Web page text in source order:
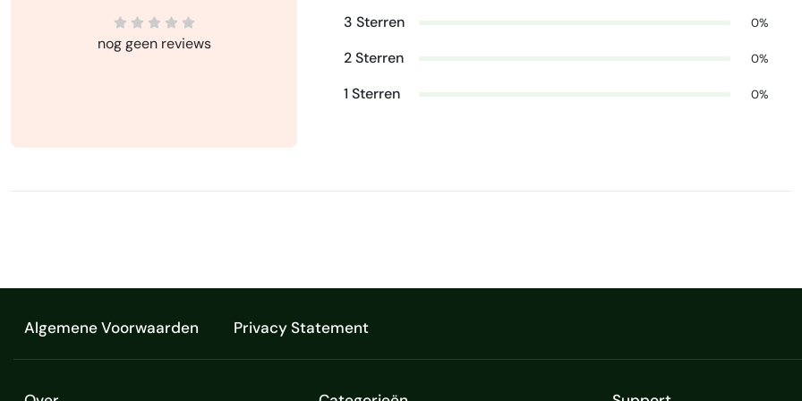
nog geen reviews
3 Sterren 0%
2 Sterren 0%
1 Sterren 0%
Algemene Voorwaarden Privacy Statement